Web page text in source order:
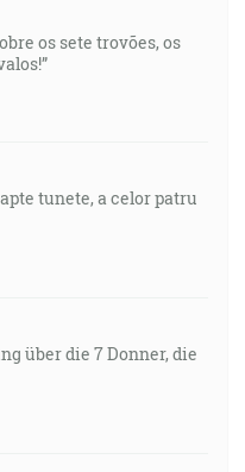
os sete trovões, os
tunete, a celor patru
über die 7 Donner, die